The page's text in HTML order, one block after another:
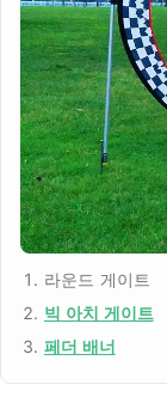
라운드 게이트
빅 아치 게이트
페더 배너